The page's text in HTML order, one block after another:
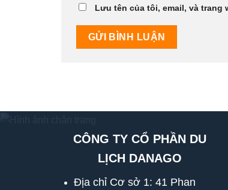
Lưu tên của tôi, email, và
CÔNG TY CỔ PHẦN DU
LỊCH DANAGO
Địa chỉ Cơ sở 1: 41 Phan